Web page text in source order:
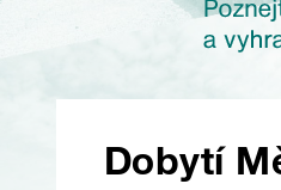
Dobytí